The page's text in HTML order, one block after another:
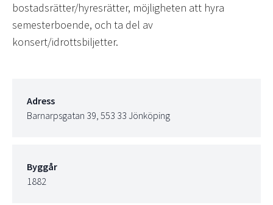
bostadsrätter/hyresrätter, möjligheten att hyra
semesterboende, och ta del av
konsert/idrottsbiljetter.
Adress
Barnarpsgatan 39, 553 33 Jönköping
Byggår
1882